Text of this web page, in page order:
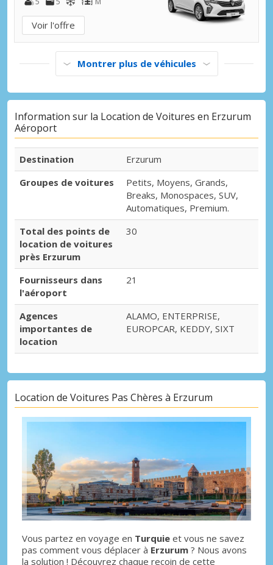
Voir l'offre
Montrer plus de véhicules
Information sur la Location de Voitures en Erzurum
Aéroport
Destination
Erzurum
Groupes de voitures
Petits, Moyens, Grands,
Breaks, Monospaces, SUV,
Automatiques, Premium.
Total des points de
location de voitures
près Erzurum
30
Fournisseurs dans
l'aéroport
21
Agences
importantes de
location
ALAMO, ENTERPRISE,
EUROPCAR, KEDDY, SIXT
Location de Voitures Pas Chères à Erzurum
Vous partez en voyage en Turquie et vous ne savez
pas comment vous déplacer à Erzurum ? Nous avons
la solution ! Découvrez chaque recoin de cette